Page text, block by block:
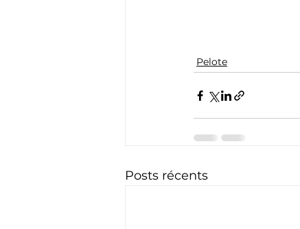
Pelote
Posts récents